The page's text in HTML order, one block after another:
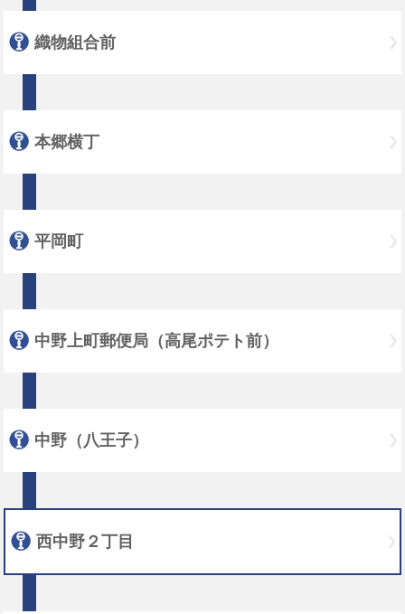
織物組合前
本郷横丁
平岡町
中野上町郵便局（高尾ポテト前）
中野（八王子）
西中野２丁目